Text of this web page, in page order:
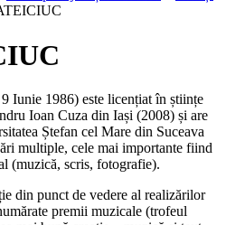
Iunie 1986) este licențiat în științe
Ioan Cuza din Iași (2008) și are
Ștefan cel Mare din Suceava
multiple, cele mai importante fiind
(muzică, scris, fotografie).
din punct de vedere al realizărilor
premii muzicale (trofeul